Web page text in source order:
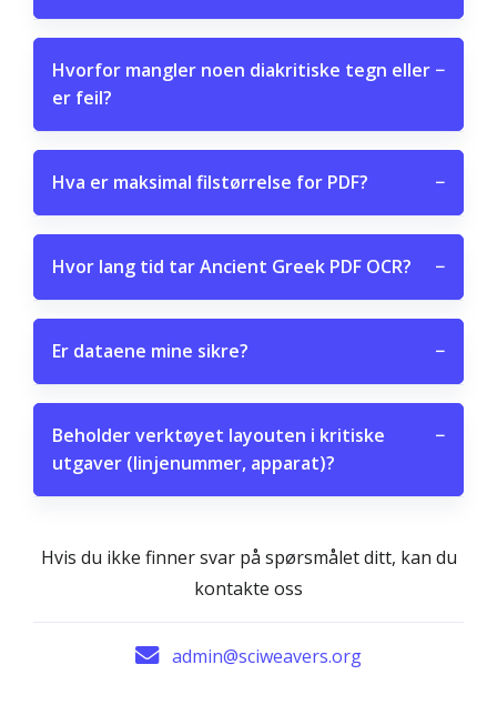
Hvorfor mangler noen diakritiske tegn eller
er feil?
−
Hva er maksimal filstørrelse for PDF? −
Hvor lang tid tar Ancient Greek PDF OCR? −
Er dataene mine sikre? −
Beholder verktøyet layouten i kritiske
utgaver (linjenummer, apparat)?
−
Hvis du ikke finner svar på spørsmålet ditt, kan du
kontakte oss
admin@sciweavers.org